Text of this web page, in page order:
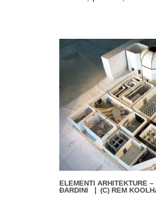
ELEMENTI ARHITEKTURE –
ĐARDINI ❘ (C) REM